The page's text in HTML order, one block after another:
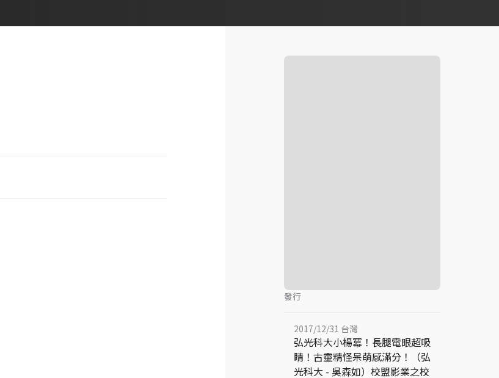
發行
2017/12/31 台灣
弘光科大小楊冪！長腿電眼超吸
睛！古靈精怪呆萌感滿分！（弘
光科大 - 吳森如）校盟影業之校